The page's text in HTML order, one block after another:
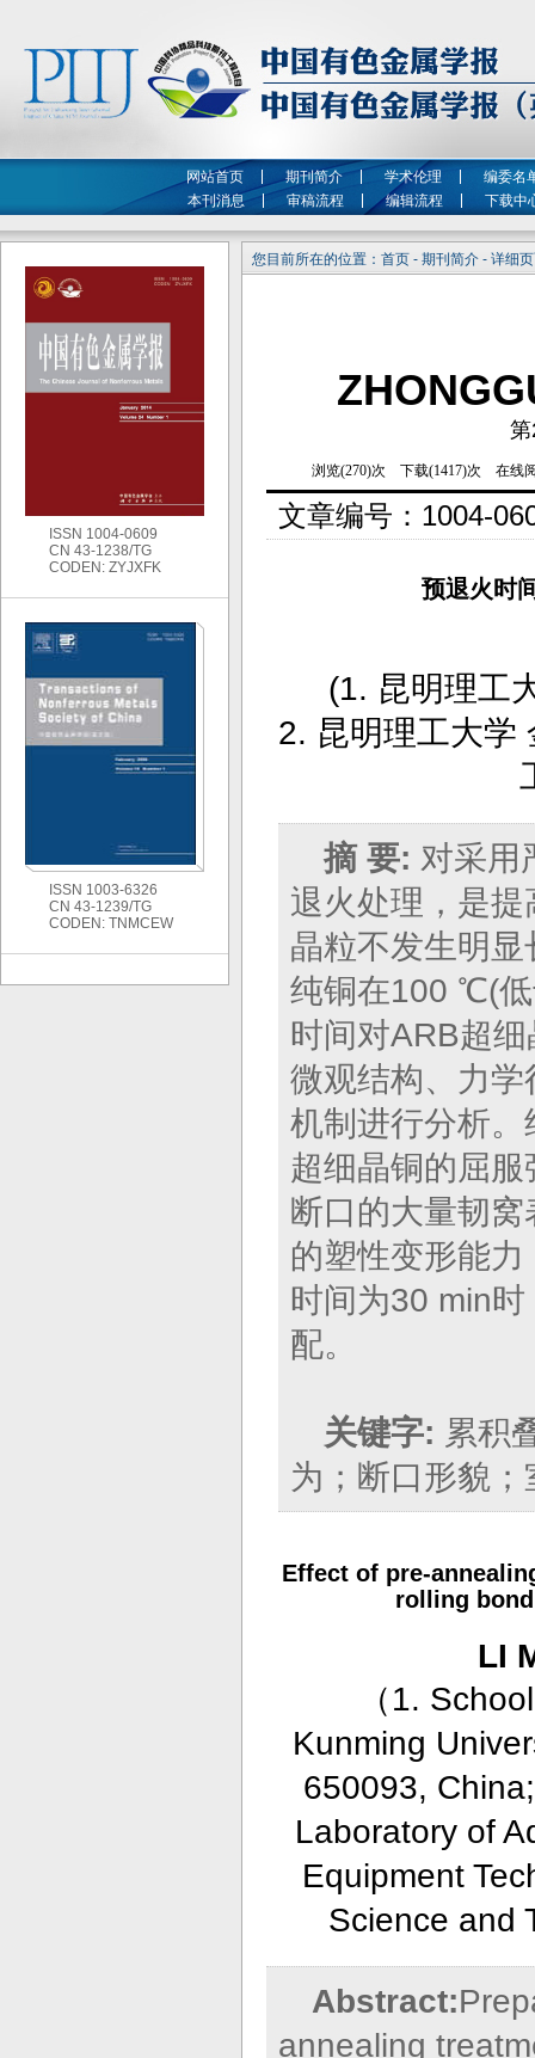
网站首页 期刊简介 学术伦理
编委名
本刊消息
审稿流程 编辑流程 下载中
您目前所在的位置：首页 - 期刊简介 - 详细
文章编号： 1004-
预退火时
(1. 昆明理工
2. 昆明理工大学
摘 要: 对采用
退火处理，是
晶粒不发生明
纯铜在100 ℃(低
时间对ARB超
微观结构、力
机制进行分析
超细晶铜的屈
断口的大量韧
的塑性变形能
时间为30 min
配。
关键字: 累积
为；断口形貌；
Effect of pre-
rolling
LI
（1.
Kunming
650093,
Laboratory of
Equipment
Science and
Abstract:
annealing
ISSN 1004-0609
CN 43-1238/TG
CODEN: ZYJXFK
ISSN 1003-6326
CN 43-1239/TG
CODEN: TNMCEW